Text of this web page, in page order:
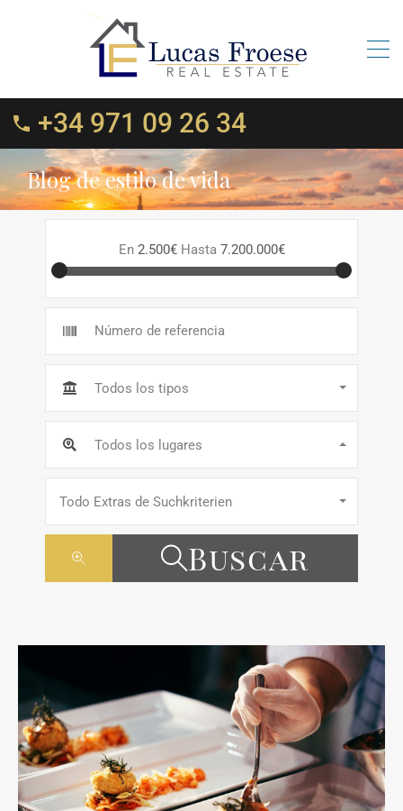
+34 971 09 26 34
Blog de estilo de vida
En 2.500€ Hasta 7.200.000€
Todos los tipos
Todos los lugares
Todo Extras de Suchkriterien
Buscar